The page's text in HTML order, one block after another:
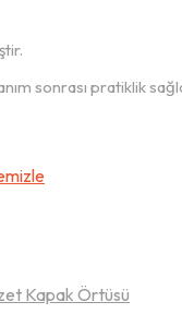
sonrası pratiklik
Kapak Örtüsü